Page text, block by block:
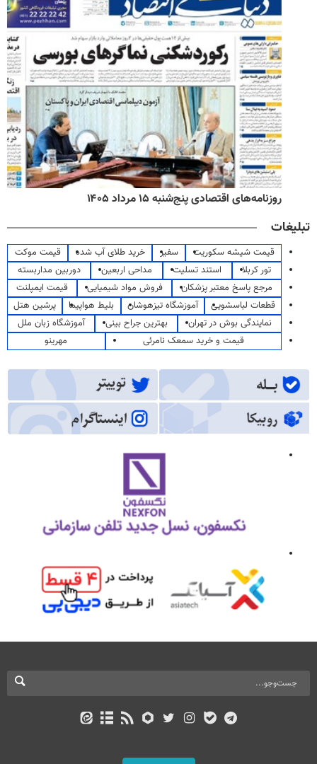
روزنامه‌های اقتصادی پنج‌شنبه ۱۵ مرداد ۱۴۰۵
تبلیغات
قیمت شیشه سکوریت سفیر خرید طلای آب شده
قیمت موکت
تور کربلا
استند تسلیت مداحی اربعین
دوربین مداربسته
مرجع پاسخ معتبر پزشکان
فروش مواد شیمیایی
قیمت ایمپلنت
قطعات لباسشویی
آموزشگاه تیزهوشان بلیط هواپیما
پرشین هتل
نمایندگی بوش در تهران
بهترین جراح بینی
آموزشگاه زبان ملل
قیمت و خرید سمعک نامرئی
مهرینو